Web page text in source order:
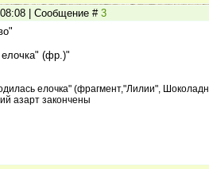
| Сообщение # 3
(фр.)"
елочка" (фрагмент,"Лилии",
азарт закончены